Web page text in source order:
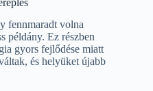
fennmaradt volna
példány. Ez részben
gyors fejlődése miatt
és helyüket újabb